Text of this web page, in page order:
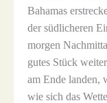
Bahamas
der südlicheren
morgen
gutes Stück
am Ende landen,
wie sich das